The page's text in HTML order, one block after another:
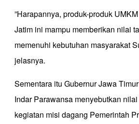
”Harapannya, produk-produk
Jatim ini mampu memberikan nilai
memenuhi kebutuhan masyarakat
jelasnya.
Sementara itu Gubernur Jawa
Indar Parawansa menyebutkan
kegiatan misi dagang Pemerintah